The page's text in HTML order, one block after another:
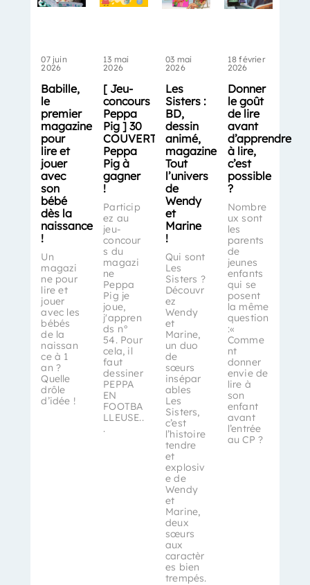
07 juin
2026
Babille,
le
premier
magazine
pour
lire et
jouer
avec
son
bébé
dès la
naissance
!
Un
magazi
ne pour
lire et
jouer
avec les
bébés
de la
naissan
ce à 1
an ?
Quelle
drôle
d’idée !
13 mai
2026
[ Jeu-
concours
Peppa
Pig ] 30
COUVERTS
Peppa
Pig à
gagner
!
Particip
ez au
jeu-
concour
s du
magazi
ne
Peppa
Pig je
joue,
j'appren
ds n°
54. Pour
cela, il
faut
dessiner
PEPPA
EN
FOOTBA
LLEUSE..
.
03 mai
2026
Les
Sisters :
BD,
dessin
animé,
magazine…
Tout
l’univers
de
Wendy
et
Marine
!
Qui sont
Les
Sisters ?
Découvr
ez
Wendy
et
Marine,
un duo
de
sœurs
insépar
ables
Les
Sisters,
c’est
l’histoire
tendre
et
explosiv
e de
Wendy
et
Marine,
deux
sœurs
aux
caractèr
es bien
trempés.
18 février
2026
Donner
le goût
de lire
avant
d’apprendre
à lire,
c’est
possible
?
Nombre
ux sont
les
parents
de
jeunes
enfants
qui se
posent
la même
question
:«
Comme
nt
donner
envie de
lire à
son
enfant
avant
l’entrée
au CP ?